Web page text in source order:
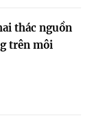
thác nguồn
trên môi